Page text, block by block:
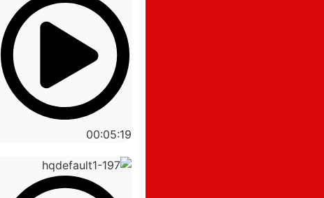
00:05:19